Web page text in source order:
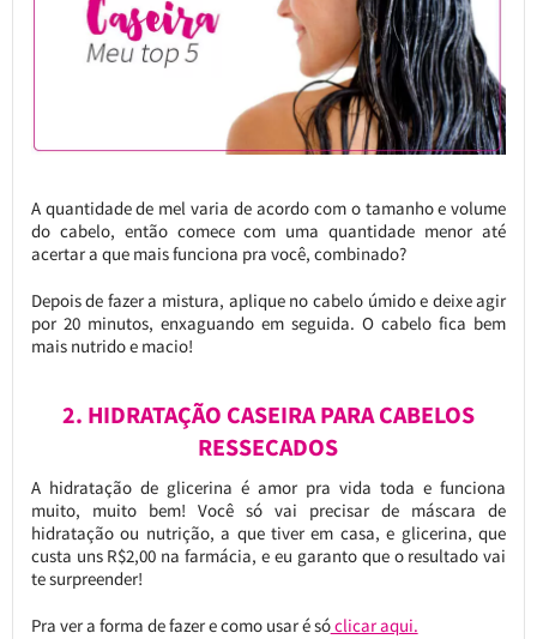
A quantidade de mel varia de acordo com o tamanho e volume
do cabelo, então comece com uma quantidade menor até
acertar a que mais funciona pra você, combinado?
Depois de fazer a mistura, aplique no cabelo úmido e deixe agir
por 20 minutos, enxaguando em seguida. O cabelo fica bem
mais nutrido e macio!
2. HIDRATAÇÃO CASEIRA PARA CABELOS
RESSECADOS
A hidratação de glicerina é amor pra vida toda e funciona
muito, muito bem! Você só vai precisar de máscara de
hidratação ou nutrição, a que tiver em casa, e glicerina, que
custa uns R$2,00 na farmácia, e eu garanto que o resultado vai
te surpreender!
Pra ver a forma de fazer e como usar é sóclicar aqui.